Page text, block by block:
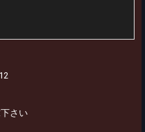
さい